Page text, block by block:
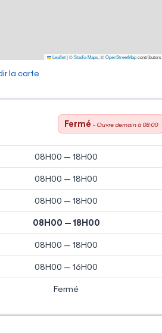
Leaflet |©Stadia Maps , ©OpenStreetMapcontributors
la carte
Fermé - Ouvre demain à 08:00
08H00 — 18H00
08H00 — 18H00
08H00 — 18H00
08H00 — 18H00
08H00 — 18H00
08H00 — 16H00
Fermé